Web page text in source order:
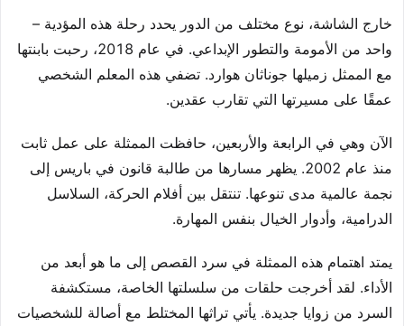
خارج الشاشة، نوع مختلف من الدور يحدد رحلة هذه المؤدية –
واحد من الأمومة والتطور الإبداعي. في عام 2018، رحبت بابنتها
مع الممثل زميلها جوناثان هوارد. تضفي هذه المعلم الشخصي
عمقًا على مسيرتها التي تقارب عقدين.
الآن وهي في الرابعة والأربعين، حافظت الممثلة على عمل ثابت
منذ عام 2002. يظهر مسارها من طالبة قانون في باريس إلى
نجمة عالمية مدى تنوعها. تنتقل بين أفلام الحركة، السلاسل
الدرامية، وأدوار الخيال بنفس المهارة.
يمتد اهتمام هذه الممثلة في سرد القصص إلى ما هو أبعد من
الأداء. لقد أخرجت حلقات من سلسلتها الخاصة، مستكشفة
السرد من زوايا جديدة. يأتي تراثها المختلط مع أصالة للشخصيات